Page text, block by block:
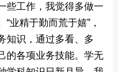
些工作，我觉得多做一
业精于勤而荒于嬉”，
知识，通过多看、多
的各项业务技能。学无